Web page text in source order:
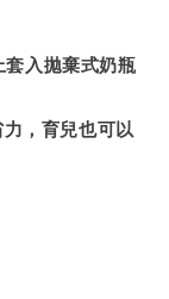
入拋棄式奶瓶
，育兒也可以